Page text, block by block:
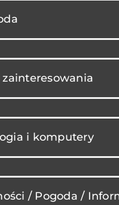
zainteresowania
i komputery
/ Pogoda /